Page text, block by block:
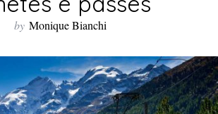
by Monique Bianchi